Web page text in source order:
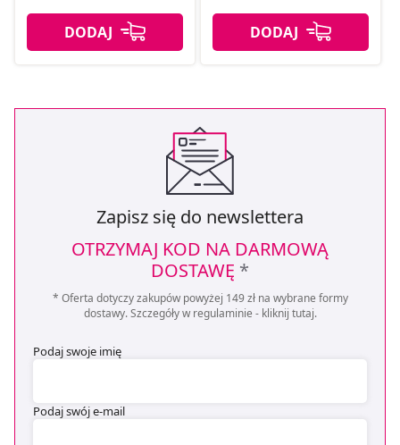
Zapisz się do newslettera
OTRZYMAJ KOD NA DARMOWĄ
DOSTAWĘ *
* Oferta dotyczy zakupów powyżej 149 zł na wybrane formy
dostawy. Szczegóły w regulaminie - kliknij tutaj.
Podaj swoje imię
Podaj swój e-mail